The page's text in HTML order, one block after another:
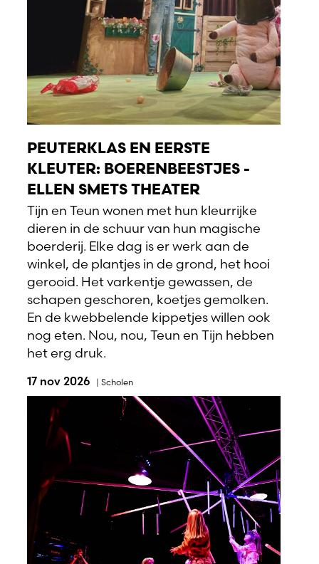
PEUTERKLAS EN EERSTE
KLEUTER: BOERENBEESTJES -
ELLEN SMETS THEATER
Tijn en Teun wonen met hun kleurrijke
dieren in de schuur van hun magische
boerderij. Elke dag is er werk aan de
winkel, de plantjes in de grond, het hooi
gerooid. Het varkentje gewassen, de
schapen geschoren, koetjes gemolken.
En de kwebbelende kippetjes willen ook
nog eten. Nou, nou, Teun en Tijn hebben
het erg druk.
17 nov 2026 | Scholen